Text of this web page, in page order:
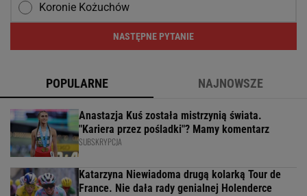
Koronie Kożuchów
NASTĘPNE PYTANIE
POPULARNE NAJNOWSZE
Anastazja Kuś została mistrzynią świata.
"Kariera przez pośladki"? Mamy komentarz
SUBSKRYPCJA
Katarzyna Niewiadoma drugą kolarką Tour de
France. Nie dała rady genialnej Holenderce